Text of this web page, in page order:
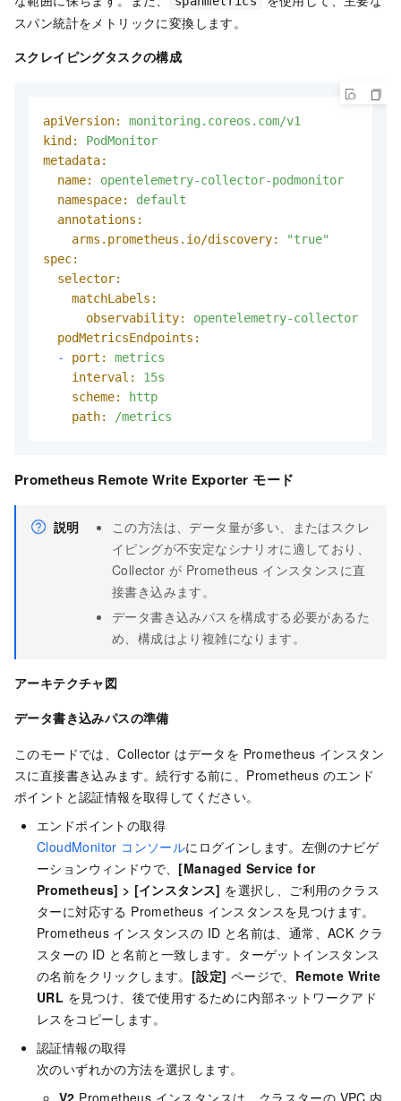
スパン統計をメトリックに変換します。
スクレイピングタスクの構成
apiVersion:
monitoring.coreos.com/v1
kind:
PodMonitor
metadata:
name:
opentelemetry-collector-podmonitor
namespace:
default
annotations:
arms.prometheus.io/discovery:
"true"
spec:
selector:
matchLabels:
observability:
opentelemetry-collector
podMetricsEndpoints:
-
port:
metrics
interval:
15s
scheme:
http
path:
/metrics
Prometheus Remote Write Exporter モード
説明
この方法は、データ量が多い、またはスクレ
イピングが不安定なシナリオに適しており、
Collector が Prometheus インスタンスに直
接書き込みます。
データ書き込みパスを構成する必要があるた
め、構成はより複雑になります。
アーキテクチャ図
データ書き込みパスの準備
このモードでは、Collector はデータを Prometheus インスタン
スに直接書き込みます。続行する前に、Prometheus のエンド
ポイントと認証情報を取得してください。
エンドポイントの取得
CloudMonitor コンソールにログインします。左側のナビゲ
ーションウィンドウで、 [Managed Service for
Prometheus] > [インスタンス] を選択し、ご利用のクラス
ターに対応する Prometheus インスタンスを見つけます。
Prometheus インスタンスの ID と名前は、通常、ACK クラ
スターの ID と名前と一致します。ターゲットインスタンス
の名前をクリックします。 [設定] ページで、 Remote Write
URL を見つけ、後で使用するために内部ネットワークアド
レスをコピーします。
認証情報の取得
次のいずれかの方法を選択します。